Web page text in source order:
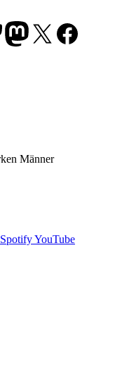
Folgt uns auf Mastodon
X Folgt uns auf
Männer
SpotifyYouTube